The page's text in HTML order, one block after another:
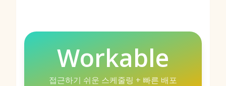
Workable
접근하기 쉬운 스케줄링 + 빠른 배포